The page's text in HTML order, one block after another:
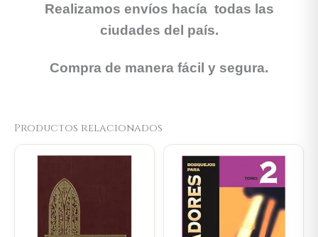
Realizamos envíos hacía todas las
ciudades del país.
Compra de manera fácil y segura.
Productos relacionados
Current
was:
$89.900.
Current
price
is: